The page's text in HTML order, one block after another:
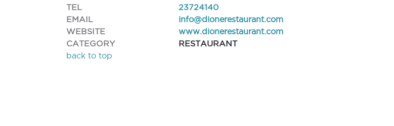
TEL
23724140
EMAIL
info@dionerestaurant.com
WEBSITE
www.dionerestaurant.com
CATEGORY
RESTAURANT
back to top